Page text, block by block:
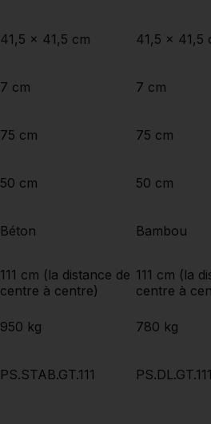
41,5 x 41,5 cm
7 cm
75 cm
50 cm
Béton
111 cm (la distance de
centre à centre)
950 kg
PS.STAB.GT.111
41,5 x 41,5
7 cm
75 cm
50 cm
Bambou
111 cm (la
centre à
780 kg